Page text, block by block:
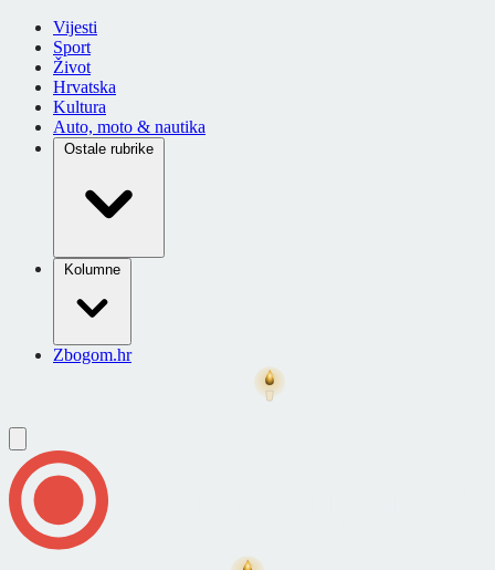
Vijesti
Sport
Život
Hrvatska
Kultura
Auto, moto & nautika
Ostale rubrike
Kolumne
Zbogom.hr